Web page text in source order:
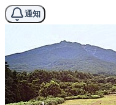
通知